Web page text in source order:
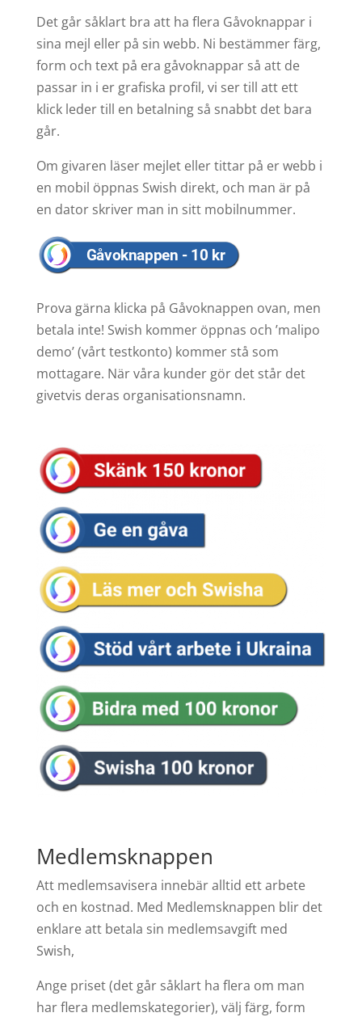
Det går såklart bra att ha flera Gåvoknappar i
sina mejl eller på sin webb. Ni bestämmer färg,
form och text på era gåvoknappar så att de
passar in i er grafiska profil, vi ser till att ett
klick leder till en betalning så snabbt det bara
går.
Om givaren läser mejlet eller tittar på er webb i
en mobil öppnas Swish direkt, och man är på
en dator skriver man in sitt mobilnummer.
Prova gärna klicka på Gåvoknappen ovan, men
betala inte! Swish kommer öppnas och ’malipo
demo’ (vårt testkonto) kommer stå som
mottagare. När våra kunder gör det står det
givetvis deras organisationsnamn.
Medlemsknappen
Att medlemsavisera innebär alltid ett arbete
och en kostnad. Med Medlemsknappen blir det
enklare att betala sin medlemsavgift med
Swish,
Ange priset (det går såklart ha flera om man
har flera medlemskategorier), välj färg, form